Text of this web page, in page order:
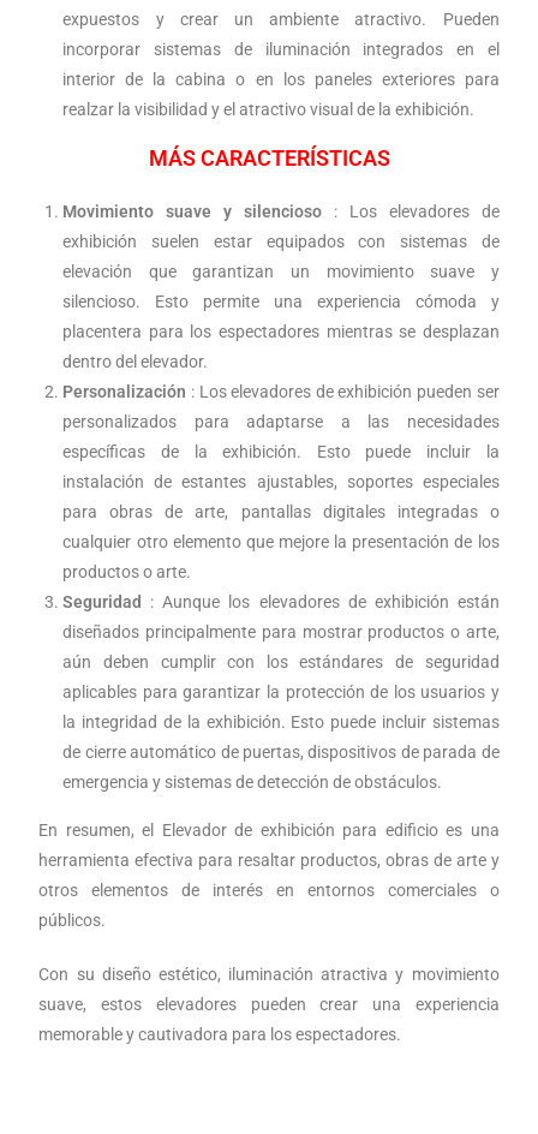
expuestos y crear un ambiente atractivo. Pueden
incorporar sistemas de iluminación integrados en el
interior de la cabina o en los paneles exteriores para
realzar la visibilidad y el atractivo visual de la exhibición.
MÁS CARACTERÍSTICAS
Movimiento suave y silencioso : Los elevadores de
exhibición suelen estar equipados con sistemas de
elevación que garantizan un movimiento suave y
silencioso. Esto permite una experiencia cómoda y
placentera para los espectadores mientras se desplazan
dentro del elevador.
Personalización : Los elevadores de exhibición pueden ser
personalizados para adaptarse a las necesidades
específicas de la exhibición. Esto puede incluir la
instalación de estantes ajustables, soportes especiales
para obras de arte, pantallas digitales integradas o
cualquier otro elemento que mejore la presentación de los
productos o arte.
Seguridad
: Aunque los elevadores de exhibición están
diseñados principalmente para mostrar productos o arte,
aún deben cumplir con los estándares de seguridad
aplicables para garantizar la protección de los usuarios y
la integridad de la exhibición. Esto puede incluir sistemas
de cierre automático de puertas, dispositivos de parada de
emergencia y sistemas de detección de obstáculos.
En resumen, el Elevador de exhibición para edificioes una
herramienta efectiva para resaltar productos, obras de arte y
otros elementos de interés en entornos comerciales o
públicos.
Con su diseño estético, iluminación atractiva y movimiento
suave, estos elevadores pueden crear una experiencia
memorable y cautivadora para los espectadores.